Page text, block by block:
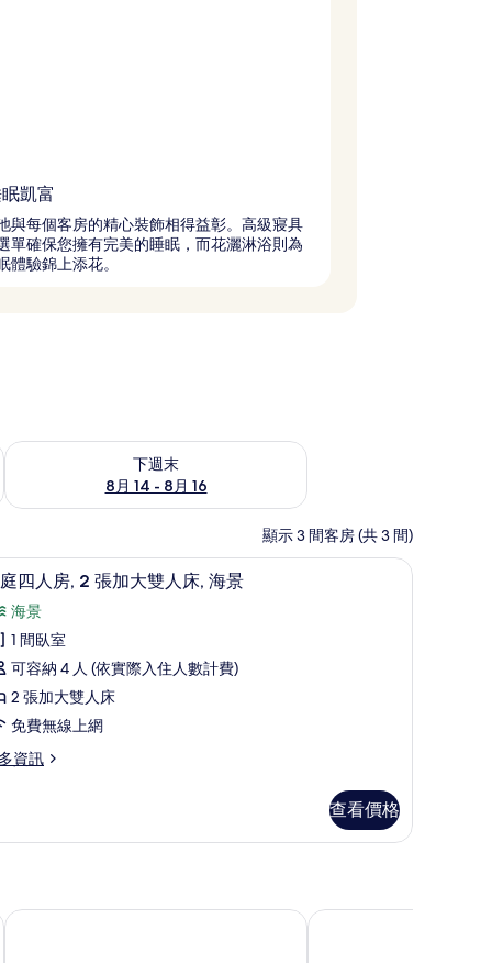
凱富
與每個客房的精心裝飾相得益彰。高級寢具
單確保您擁有完美的睡眠，而花灑淋浴則為
體驗錦上添花。
下週末
8月 14 - 8月 16
查看下週末 (8月 14 - 8月 16) 的供應情況
顯示 3 間客房 (共 3 間)
液晶電視、數位頻道、電視、Netflix高級寢具、免費無線上網、獨特裝潢、床單
15四人房, 2 張加大雙人床, 海景
海景
1 間臥室
可容納 4 人 (依實際入住人數計費)
2 張加大雙人床
免費無線上網
資訊
查看價格
嵐海灣旅店 泊思紅柴居